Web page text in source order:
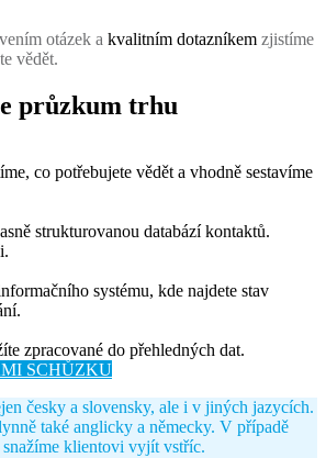
otázek a kvalitním dotazníkem zjistíme
vědět.
průzkum trhu
co potřebujete vědět a vhodně sestavíme
strukturovanou databází kontaktů.
systému, kde najdete stav
zpracované do přehledných dat.
SCHŮZKU
česky a slovensky, ale i v jiných jazycích.
také anglicky a německy. V případě
klientovi vyjít vstříc.